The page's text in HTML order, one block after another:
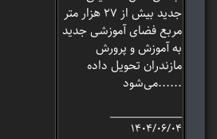
جدید بیش از 27 هزار متر
مربع فضای آموزشی جدید
به آموزش و پرورش
مازندران تحویل داده
می‌شود......
_______________
۱۴۰۴/۰۶/۰۴